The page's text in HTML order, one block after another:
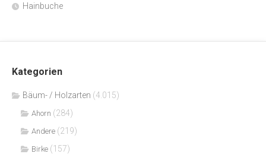
Hainbuche
Kategorien
Bäum- / Holzarten (4.015)
Ahorn (284)
Andere (219)
Birke (157)